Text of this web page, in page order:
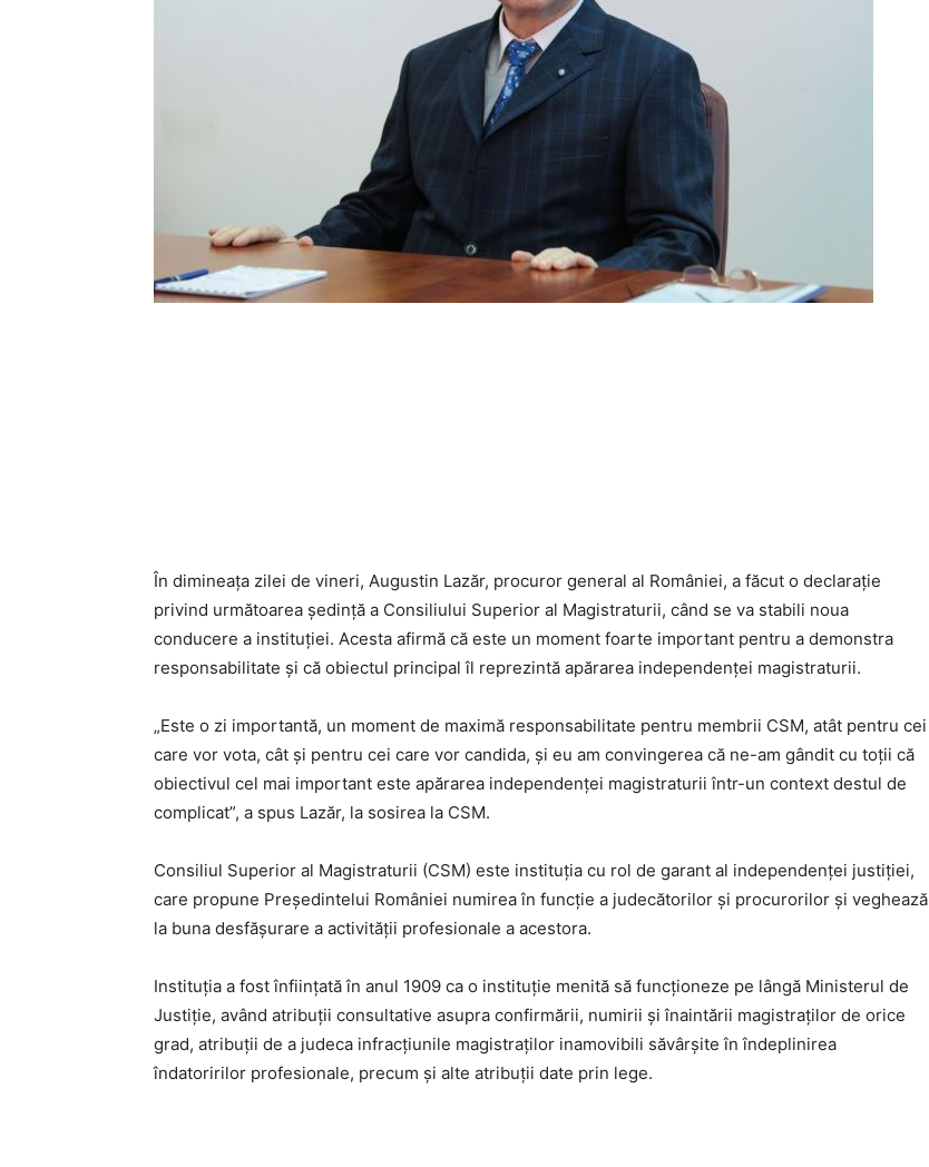
În dimineața zilei de vineri, Augustin Lazăr, procuror general al României, a făcut o declarație
privind următoarea ședință a Consiliului Superior al Magistraturii, când se va stabili noua
conducere a instituției. Acesta afirmă că este un moment foarte important pentru a demonstra
responsabilitate și că obiectul principal îl reprezintă apărarea independenței magistraturii.
„Este o zi importantă, un moment de maximă responsabilitate pentru membrii CSM, atât pentru cei
care vor vota, cât şi pentru cei care vor candida, şi eu am convingerea că ne-am gândit cu toţii că
obiectivul cel mai important este apărarea independenţei magistraturii într-un context destul de
complicat”, a spus Lazăr, la sosirea la CSM.
Consiliul Superior al Magistraturii (CSM) este instituția cu rol de garant al independenței justiției,
care propune Președintelui României numirea în funcție a judecătorilor și procurorilor și veghează
la buna desfășurare a activității profesionale a acestora.
Instituția a fost înființată în anul 1909 ca o instituție menită să funcționeze pe lângă Ministerul de
Justiție, având atribuții consultative asupra confirmării, numirii și înaintării magistraților de orice
grad, atribuții de a judeca infracțiunile magistraților inamovibili săvârșite în îndeplinirea
îndatoririlor profesionale, precum și alte atribuții date prin lege.